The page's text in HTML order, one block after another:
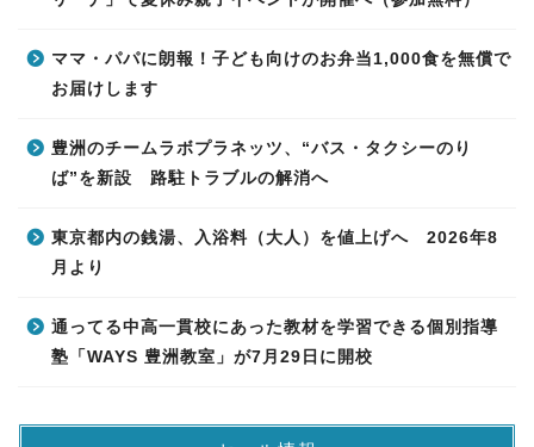
ママ・パパに朗報！子ども向けのお弁当1,000食を無償で
お届けします
豊洲のチームラボプラネッツ、“バス・タクシーのり
ば”を新設 路駐トラブルの解消へ
東京都内の銭湯、入浴料（大人）を値上げへ 2026年8
月より
通ってる中高一貫校にあった教材を学習できる個別指導
塾「WAYS 豊洲教室」が7月29日に開校